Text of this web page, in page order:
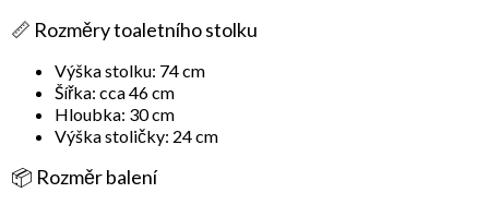
📏 Rozměry toaletního stolku
Výška stolku: 74 cm
Šířka: cca 46 cm
Hloubka: 30 cm
Výška stoličky: 24 cm
📦 Rozměr balení